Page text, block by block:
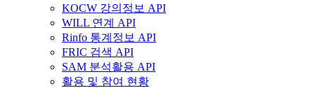
KOCW 강의정보 API
WILL 연계 API
Rinfo 통계정보 API
FRIC 검색 API
SAM 분석활용 API
활용 및 참여 현황